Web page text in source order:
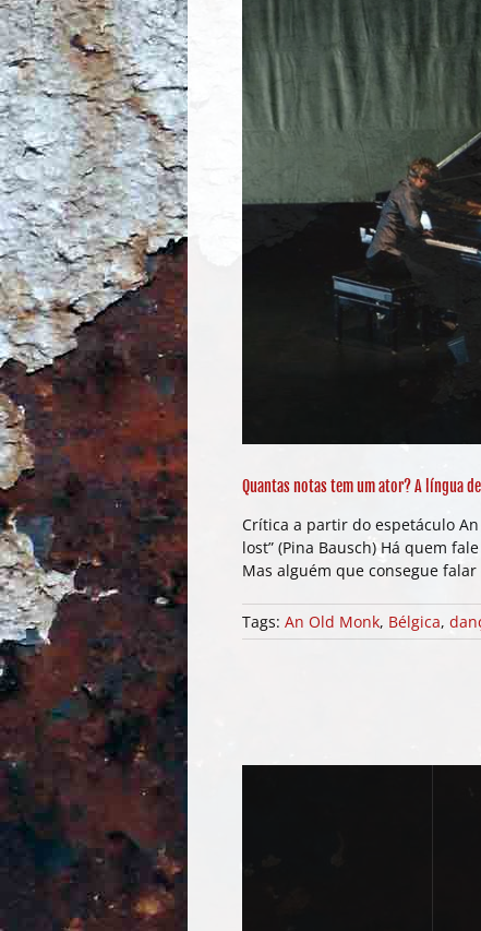
Quantas notas tem um ator? A língua
Crítica a partir do espetáculo
lost” (Pina Bausch) Há quem
Mas alguém que consegue falar
Tags: An Old Monk, Bélgica,